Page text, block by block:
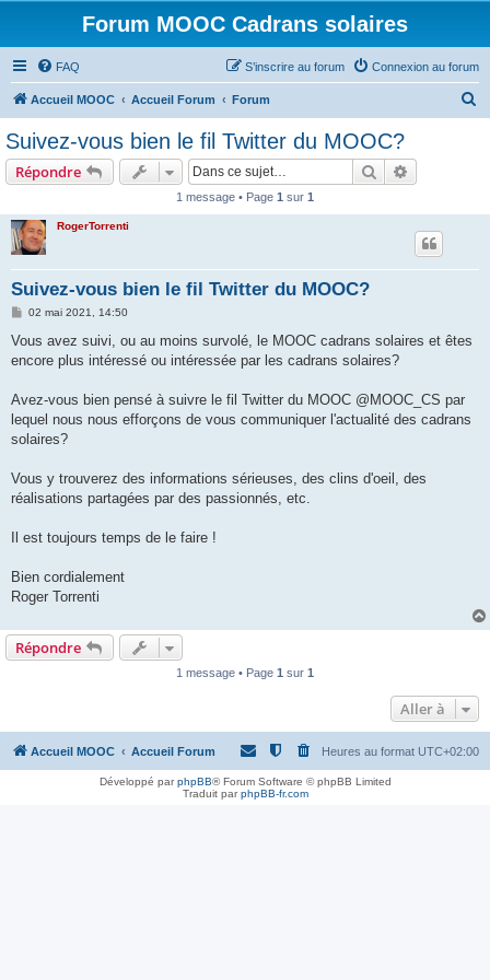
Forum MOOC Cadrans solaires
FAQ Connexion au forum
S’inscrire au forum
Accueil MOOC Accueil Forum Forum
Suivez-vous bien le fil Twitter du MOOC?
Répondre Rechercher
1 message • Page 1 sur 1
RogerTorrenti
Suivez-vous bien le fil Twitter du MOOC?
M
s
a
02 mai 2021, 14:50
Vous avez suivi, ou au moins survolé, le MOOC cadrans solaires et êtes
encore plus intéressé ou intéressée par les cadrans solaires?
Avez-vous bien pensé à suivre le fil Twitter du MOOC @MOOC_CS par
lequel nous nous efforçons de vous communiquer l'actualité des cadrans
solaires?
Vous y trouverez des informations sérieuses, des clins d'oeil, des
réalisations partagées par des passionnés, etc.
Il est toujours temps de le faire !
Bien cordialement
Roger Torrenti
Répondre
1 message • Page 1 sur 1
Aller à
Accueil MOOC Accueil Forum Heures au format UTC+02:00
Développé parphpBB® Forum Software © phpBB Limited
Traduit parphpBB-fr.com